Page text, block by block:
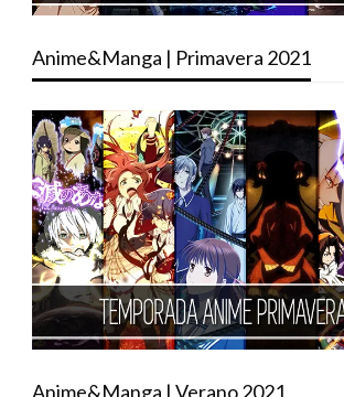
Anime&Manga | Primavera 2021
Anime&Manga | Verano 2021